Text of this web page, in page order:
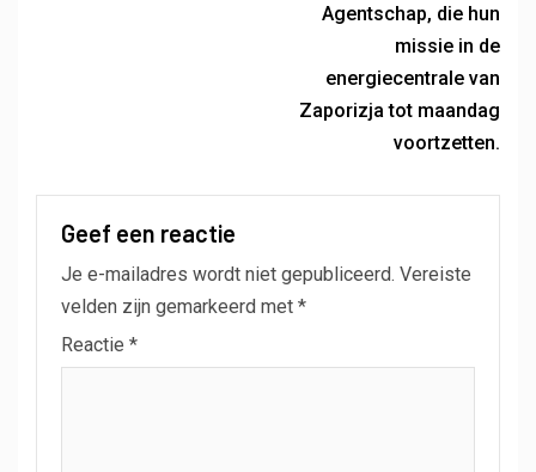
Agentschap, die hun
missie in de
energiecentrale van
Zaporizja tot maandag
voortzetten.
Geef een reactie
Je e-mailadres wordt niet gepubliceerd. Vereiste
velden zijn gemarkeerd met *
Reactie *